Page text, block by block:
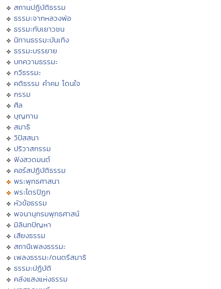
สถานปฏิบัติธรรม
ธรรมะจากหลวงพ่อ
ธรรมะกับเยาวชน
นิทานธรรมะบันเทิง
ธรรมะบรรยาย
บทความธรรมะ
กวีธรรมะ
คติธรรม คำคม โดนใจ
กรรม
ศีล
บุญทาน
สมาธิ
วิปัสสนา
ปริวาสกรรม
ฟังสวดมนต์
คอร์สปฏิบัติธรรม
พระพุทธศาสนา
พระไตรปิฏก
หัวข้อธรรม
พจนานุกรมพุทธศาสน์
มิลินทปัญหา
เสียงธรรม
สถานีเพลงธรรมะ
เพลงธรรมะ/ดนตรีสมาธิ
ธรรมะปฏิบัติ
คลังแสงแห่งธรรม